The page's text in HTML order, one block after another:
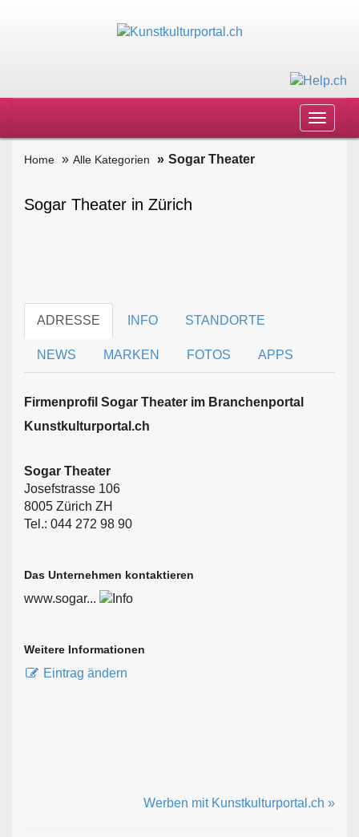
Toggle
Home Alle Kategorien Sogar Theater
Sogar Theater in Zürich
ADRESSE INFO STANDORTE
NEWS MARKEN FOTOS APPS
Firmen­profil Sogar Theater im Branchen­portal
Kunstkulturportal.ch
Sogar Theater
Josefstrasse 106
8005 Zürich ZH
Tel.: 044 272 98 90
Das Unternehmen kontaktieren
www.sogar...
Weitere Informationen
Eintrag ändern
Werben mit Kunstkulturportal.ch »